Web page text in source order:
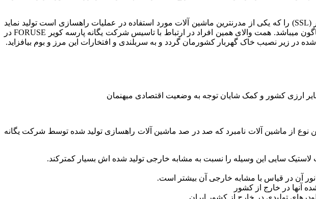
این شرکت استفاده از روش مهندسی معکوس موفق گردید تا در سال 1394 اولین محصول خود با نام اسکیدلودر (SSL) را که یکی از مدرنترین ماشین آلات مورد استفاده در عملیات راهسازی است تولید نماید
که از نظر قیمت تمام شده و خصایص فنی دارای قدرت رقابتی بالا با تمامی محصولات وارداتی از کشورهای گوناگون میباشد. همت والای همین افراد در ارتباط با تاسیس شرکت یگانه پارسه کویر FORUSE در
در زیر نصیب خاک گهربار کشورمان گردد و به سربلندی و افتخارات این مرز و بوم بیافزاید.
ارزی کشور و کمک شایان توجه به وضعیت اقتصادی میهنمان
نوع از ماشین آلات نامبرد که صد در صد ماشین آلات راهسازی تولید شده توسط شرکت یگانه
آن در قیاس با مشابه خارجی آن بیشتر است.
آنها در خارج از کشور